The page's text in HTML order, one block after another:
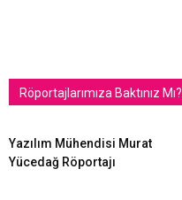
Röportajlarımıza Baktınız Mı?
Yazılım Mühendisi Murat
Yücedağ Röportajı